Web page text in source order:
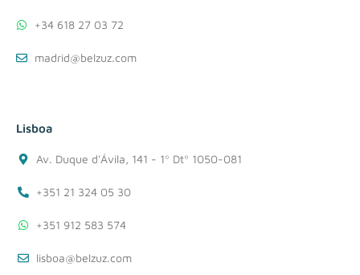
+34 618 27 03 72
madrid@belzuz.com
Lisboa
Av. Duque d'Ávila, 141 - 1º Dtº 1050-081
+351 21 324 05 30
+351 912 583 574
lisboa@belzuz.com